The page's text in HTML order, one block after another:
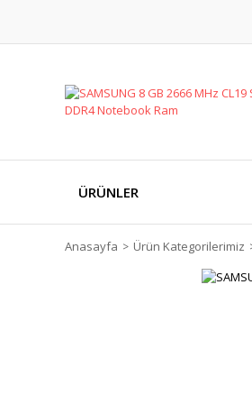
ÜRÜNLER
Anasayfa Ürün Kategorilerimiz